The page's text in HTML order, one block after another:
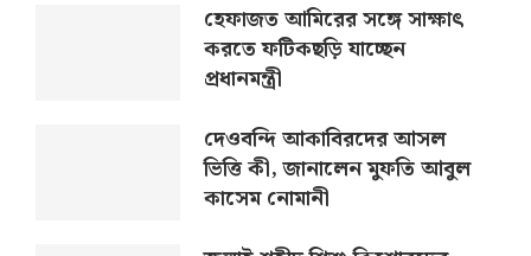
হেফাজত আমিরের সঙ্গে সাক্ষাৎ
করতে ফটিকছড়ি যাচ্ছেন
প্রধানমন্ত্রী
দেওবন্দি আকাবিরদের আসল
ভিত্তি কী, জানালেন মুফতি আবুল
কাসেম নোমানী